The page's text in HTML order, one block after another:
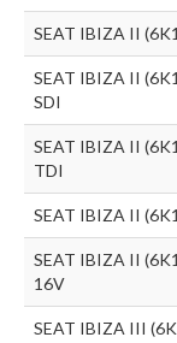
SEAT IBIZA II
SEAT IBIZA II
SDI
SEAT IBIZA II
TDI
SEAT IBIZA II
SEAT IBIZA II
16V
SEAT IBIZA III